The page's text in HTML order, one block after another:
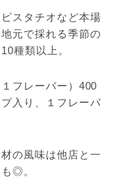
スタチオなど本場
元で採れる季節の
種類以上。
フレーバー）400
入り、１フレーバ
の風味は他店と一
◎。